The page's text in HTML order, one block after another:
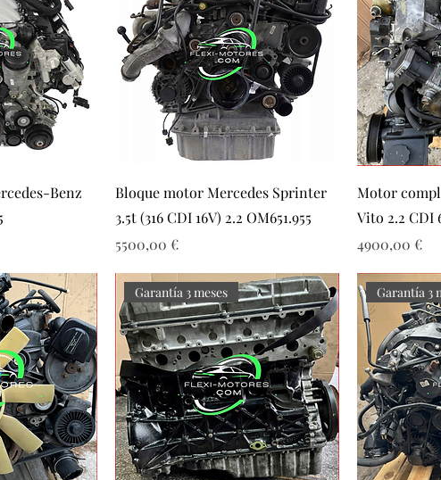
Benz
Bloque motor Mercedes Sprinter
3.5t (316 CDI 16V) 2.2 OM651.955
Precio
5500,00 €
Motor
Vito 2.2 CDI
Precio
4900,00 €
Garantía 3 meses Garantía 3